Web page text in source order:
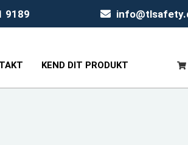
9189
KEND DIT PRODUKT